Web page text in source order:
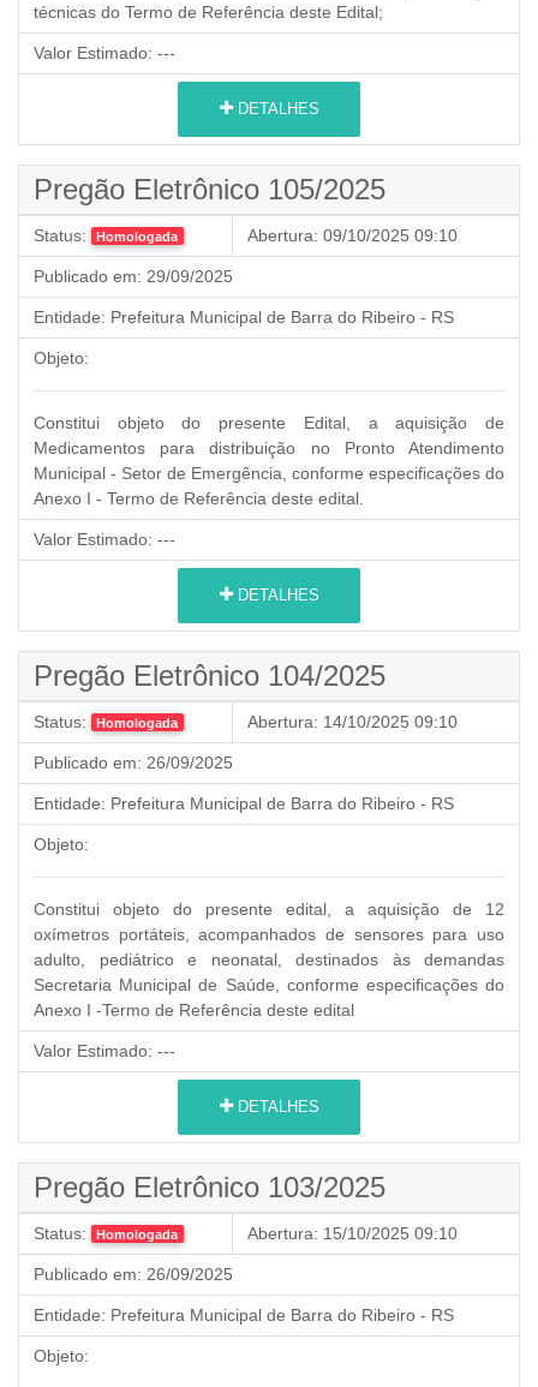
técnicas do Termo de Referência deste Edital;
Valor Estimado: ---
DETALHES
Pregão Eletrônico 105/2025
Status: Homologada Abertura: 09/10/2025 09:10
Publicado em: 29/09/2025
Entidade: Prefeitura Municipal de Barra do Ribeiro - RS
Objeto:
Constitui objeto do presente Edital, a aquisição de
Medicamentos para distribuição no Pronto Atendimento
Municipal - Setor de Emergência, conforme especificações do
Anexo I - Termo de Referência deste edital.
Valor Estimado: ---
DETALHES
Pregão Eletrônico 104/2025
Status: Homologada Abertura: 14/10/2025 09:10
Publicado em: 26/09/2025
Entidade: Prefeitura Municipal de Barra do Ribeiro - RS
Objeto:
Constitui objeto do presente edital, a aquisição de 12
oxímetros portáteis, acompanhados de sensores para uso
adulto, pediátrico e neonatal, destinados às demandas
Secretaria Municipal de Saúde, conforme especificações do
Anexo I -Termo de Referência deste edital
Valor Estimado: ---
DETALHES
Pregão Eletrônico 103/2025
Status: Homologada Abertura: 15/10/2025 09:10
Publicado em: 26/09/2025
Entidade: Prefeitura Municipal de Barra do Ribeiro - RS
Objeto: